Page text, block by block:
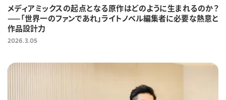
メディアミックスの起点となる原作はどのように生まれるのか？
——「世界一のファンであれ」ライトノベル編集者に必要な熱意と
作品設計力
2026.3.05